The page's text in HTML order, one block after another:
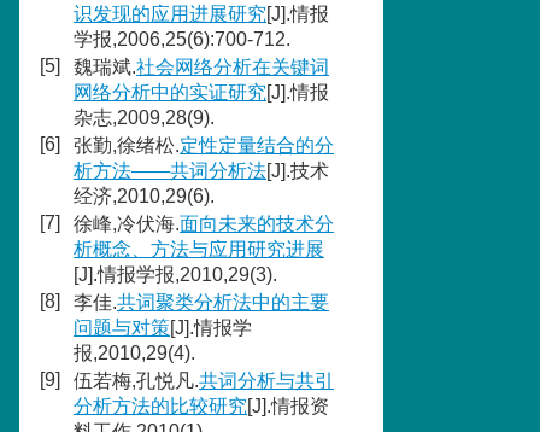
识发现的应用进展研究[J].情报
学报,2006,25(6):700-712.
[5]
魏瑞斌.社会网络分析在关键词
网络分析中的实证研究[J].情报
杂志,2009,28(9).
[6]
张勤,徐绪松.定性定量结合的分
析方法——共词分析法[J].技术
经济,2010,29(6).
[7]
徐峰,冷伏海.面向未来的技术分
析概念、方法与应用研究进展
[J].情报学报,2010,29(3).
[8]
李佳.共词聚类分析法中的主要
问题与对策[J].情报学
报,2010,29(4).
[9]
伍若梅,孔悦凡.共词分析与共引
分析方法的比较研究[J].情报资